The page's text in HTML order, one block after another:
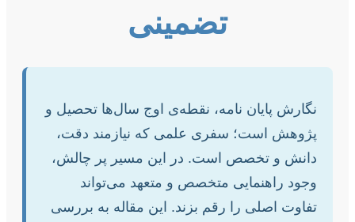
تضمینی
نگارش پایان نامه، نقطه‌ی اوج سال‌ها تحصیل و
پژوهش است؛ سفری علمی که نیازمند دقت،
دانش و تخصص است. در این مسیر پر چالش،
وجود راهنمایی متخصص و متعهد می‌تواند
تفاوت اصلی را رقم بزند. این مقاله به بررسی